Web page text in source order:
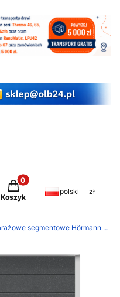
Produkty w koszyku: 0.
Koszyk
polski zł
Bramy garażowe segmentowe Hörmann RenoMatic